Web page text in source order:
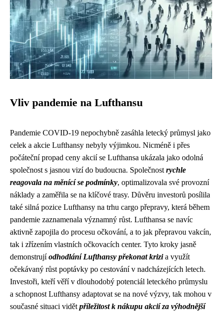
Vliv pandemie na Lufthansu
Pandemie COVID-19 nepochybně zasáhla letecký průmysl jako
celek a akcie Lufthansy nebyly výjimkou. Nicméně i přes
počáteční propad ceny akcií se Lufthansa ukázala jako odolná
společnost s jasnou vizí do budoucna. Společnost rychle
reagovala na měnící se podmínky, optimalizovala své provozní
náklady a zaměřila se na klíčové trasy. Důvěru investorů posílila
také silná pozice Lufthansy na trhu cargo přepravy, která během
pandemie zaznamenala významný růst. Lufthansa se navíc
aktivně zapojila do procesu očkování, a to jak přepravou vakcín,
tak i zřízením vlastních očkovacích center. Tyto kroky jasně
demonstrujíodhodlání Lufthansy překonat krizia využít
očekávaný růst poptávky po cestování v nadcházejících letech.
Investoři, kteří věří v dlouhodobý potenciál leteckého průmyslu
a schopnost Lufthansy adaptovat se na nové výzvy, tak mohou v
současné situaci vidět příležitost k nákupu akcií za výhodnější